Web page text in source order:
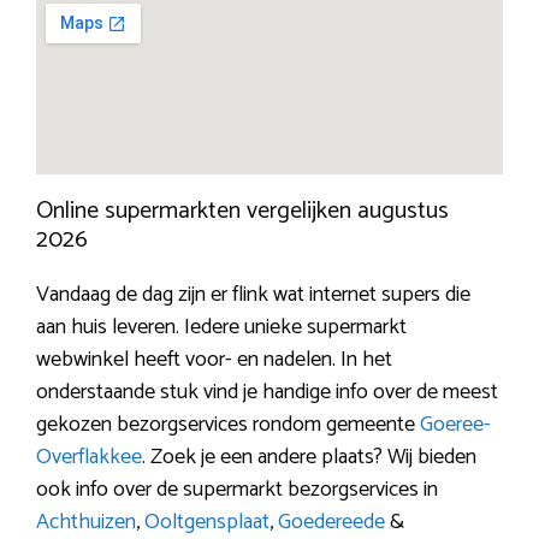
Online supermarkten vergelijken augustus
2026
Vandaag de dag zijn er flink wat internet supers die
aan huis leveren. Iedere unieke supermarkt
webwinkel heeft voor- en nadelen. In het
onderstaande stuk vind je handige info over de meest
gekozen bezorgservices rondom gemeenteGoeree-
Overflakkee. Zoek je een andere plaats? Wij bieden
ook info over de supermarkt bezorgservices in
Achthuizen,Ooltgensplaat,Goedereede&